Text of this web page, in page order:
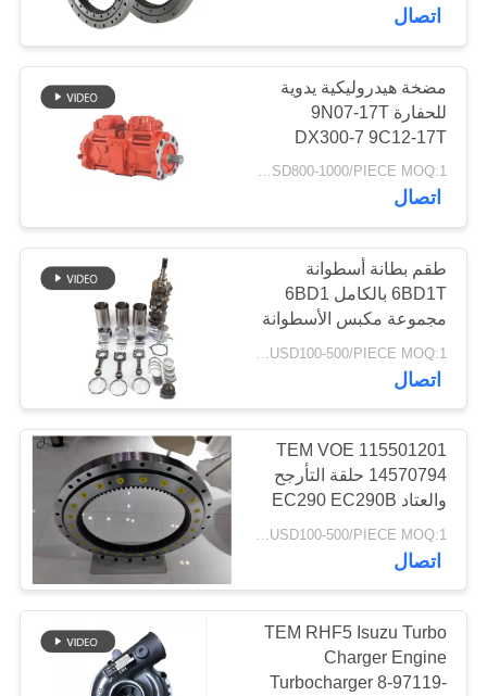
مراقبة
الجودة
اتصل
اطلب
اقتباس
خريطة
الموقع
PRIVACY
POLICY
جويستيك حفارة
252
حفارة جويستيك
انتهازي
63
الدوران الدائري تحمل
45
سوينغ تحمل
اتصال
مضخة هيدروليكية يدوية
للحفارة 9N07-17T
DX300-7 9C12-17T
R305-7 K5v140dtp
9n01-17 Dx300-7
K5V140DTP
USD800-1000/PIECE MOQ:1 قطعة
اتصال
طقم بطانة أسطوانة
6BD1T بالكامل 6BD1
مجموعة مكبس الأسطوانة
اتصال
TEM VOE 115501201
14570794 حلقة التأرجح
والعتاد EC290 EC290B
دائرة التأرجح
USD100-500/PIECE MOQ:1 قطعة
اتصال
TEM RHF5 Isuzu Turbo
Charger Engine
Turbocharger 8-97119-